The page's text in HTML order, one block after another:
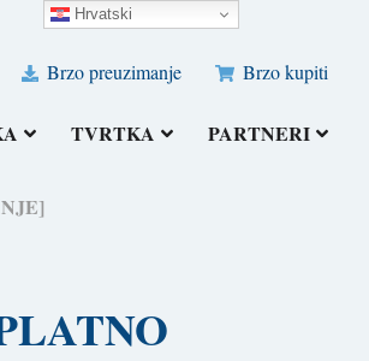
Brzo preuzimanje Brzo kupiti
TVRTKA PARTNERI
Hrvatski